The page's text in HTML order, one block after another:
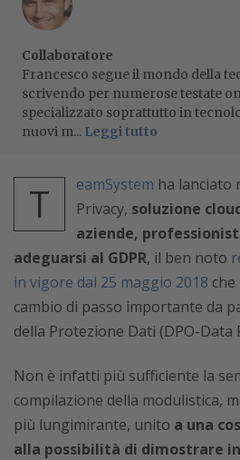
Collaboratore
Francesco segue il mondo della
scrivendo per numerose testate
specializzato soprattutto in
nuovi m... Leggi tutto
T eamSystem ha lanciato
Privacy, soluzione
aziende,
adeguarsi al GDPR, il ben noto
in vigore dal 25 maggio 2018
cambio di passo importante da
della Protezione Dati (DPO-Data
Non è infatti più sufficiente la
compilazione della modulistica,
più lungimirante, unito a una
alla possibilità di dimostrare